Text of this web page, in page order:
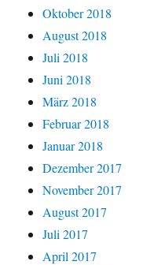
Oktober 2018
August 2018
Juli 2018
Juni 2018
März 2018
Februar 2018
Januar 2018
Dezember 2017
November 2017
August 2017
Juli 2017
April 2017